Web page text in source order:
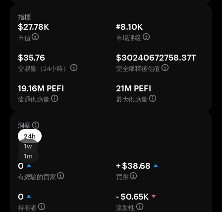
指標
$27.78K
市值
#8.10K
市場評級
$35.76
交易量（24小時）
$30240672758.37T
完全稀釋後估值
19.16M PEFI
流通供應量
21M PEFI
最大供應量
洞察
24h
1w
1m
0
有經驗的買家
+ $38.68
買壓
0
持有者
- $0.65K
流動性